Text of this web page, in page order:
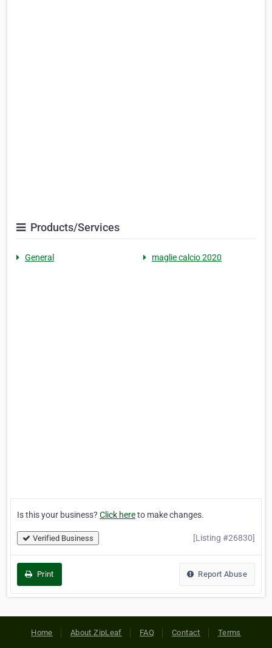
Products/Services
General maglie calcio 2020
Is this your business? Click hereto make changes.
Verified Business [Listing #26830]
Print Report Abuse
Home About ZipLeaf FAQ Contact Terms